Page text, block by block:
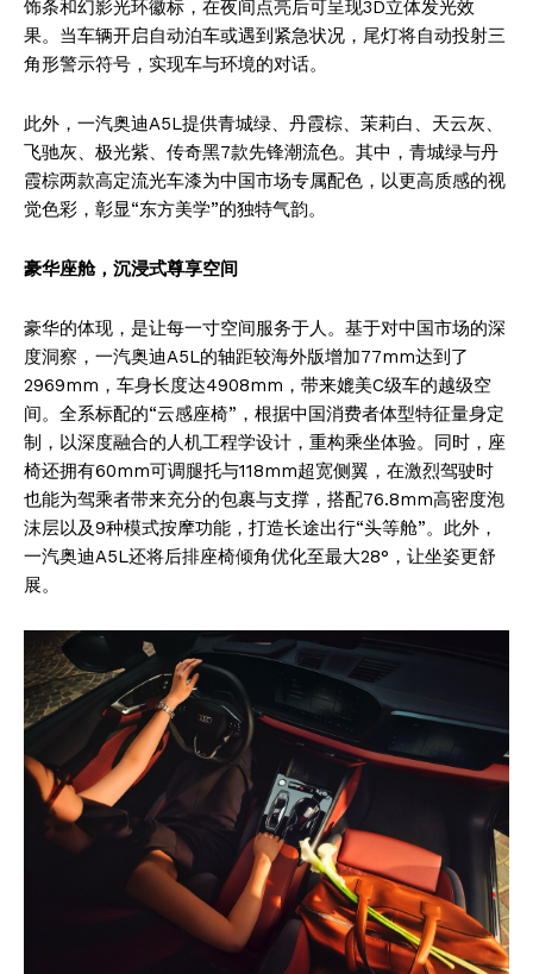
饰条和幻影光环徽标，在夜间点亮后可呈现3D立体发光效
果。当车辆开启自动泊车或遇到紧急状况，尾灯将自动投射三
角形警示符号，实现车与环境的对话。
此外，一汽奥迪A5L提供青城绿、丹霞棕、茉莉白、天云灰、
飞驰灰、极光紫、传奇黑7款先锋潮流色。其中，青城绿与丹
霞棕两款高定流光车漆为中国市场专属配色，以更高质感的视
觉色彩，彰显“东方美学”的独特气韵。
豪华座舱， 沉浸式尊享空间
豪华的体现，是让每一寸空间服务于人。基于对中国市场的深
度洞察，一汽奥迪A5L的轴距较海外版增加77mm达到了
2969mm，车身长度达4908mm，带来媲美C级车的越级空
间。全系标配的“云感座椅”，根据中国消费者体型特征量身定
制，以深度融合的人机工程学设计，重构乘坐体验。同时，座
椅还拥有60mm可调腿托与118mm超宽侧翼，在激烈驾驶时
也能为驾乘者带来充分的包裹与支撑，搭配76.8mm高密度泡
沫层以及9种模式按摩功能，打造长途出行“头等舱”。此外，
一汽奥迪A5L还将后排座椅倾角优化至最大28°，让坐姿更舒
展。